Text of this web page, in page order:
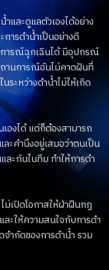
และดูแลตัวเองได้อย่าง
ารดำน้ำเป็นอย่างดี
ารณ์ฉุกเฉินได้ มีอุปกรณ์
านการณ์อันไม่คาดฝันที่
ระหว่างดำน้ำไม่ให้เกิด
องได้ แต่ก็ต้องสามารถ
ะคำนึงอยู่เสมอว่าตนเป็น
ะกันในทีม ทำให้การดำ
เปิดโอกาสให้ฝ่าฝืนกฏ
ะให้ความสนใจกับการดำ
ำกัดของการดำน้ำ รวม